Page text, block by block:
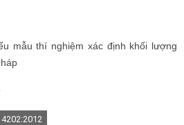
mẫu thí nghiệm xác định khối lượng